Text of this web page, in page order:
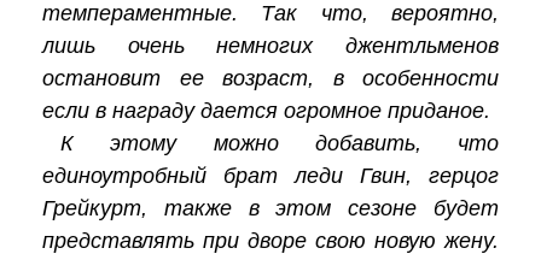
темпераментные. Так что, вероятно,
лишь очень немногих джентльменов
остановит ее возраст, в особенности
если в награду дается огромное приданое.
К этому можно добавить, что
единоутробный брат леди Гвин, герцог
Грейкурт, также в этом сезоне будет
представлять при дворе свою новуюжену.